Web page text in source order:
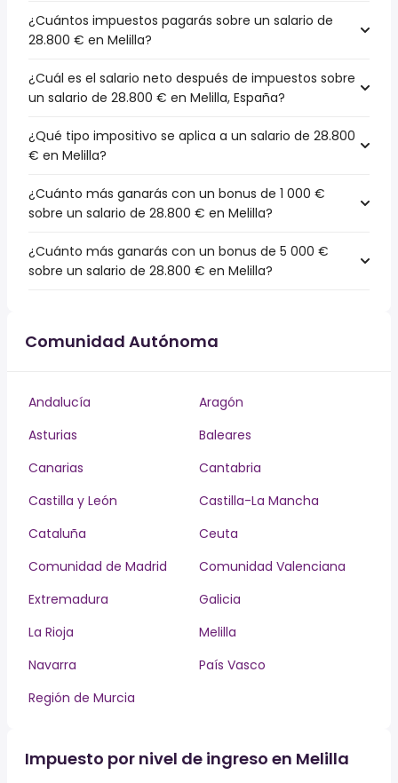
¿Cuántos impuestos pagarás sobre un salario de
28.800 € en Melilla?
¿Cuál es el salario neto después de impuestos sobre
un salario de 28.800 € en Melilla, España?
¿Qué tipo impositivo se aplica a un salario de 28.800
€ en Melilla?
¿Cuánto más ganarás con un bonus de 1 000 €
sobre un salario de 28.800 € en Melilla?
¿Cuánto más ganarás con un bonus de 5 000 €
sobre un salario de 28.800 € en Melilla?
Comunidad Autónoma
Andalucía
Aragón
Asturias
Baleares
Canarias
Cantabria
Castilla y León
Castilla-La Mancha
Cataluña
Ceuta
Comunidad de Madrid
Comunidad Valenciana
Extremadura
Galicia
La Rioja
Melilla
Navarra
País Vasco
Región de Murcia
Impuesto por nivel de ingreso en Melilla